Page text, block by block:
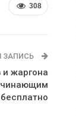
308
жаргона